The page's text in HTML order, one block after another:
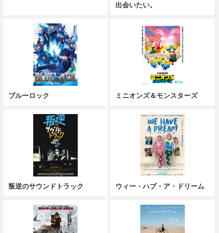
出会いたい。
ブルーロック ミニオンズ＆モンスターズ
叛逆のサウンドトラック ウィー・ハブ・ア・ドリーム